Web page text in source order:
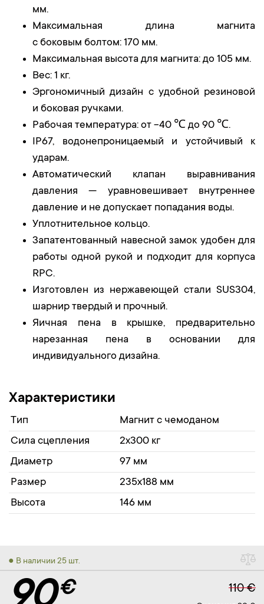
мм.
Максимальная длина магнита
с боковым болтом: 170 мм.
Максимальная высота для магнита: до 105 мм.
Вес: 1 кг.
Эргономичный дизайн с удобной резиновой
и боковая ручками.
Рабочая температура: от -40 ℃ до 90 ℃.
IP67, водонепроницаемый и устойчивый к
ударам.
Автоматический клапан выравнивания
давления — уравновешивает внутреннее
давление и не допускает попадания воды.
Уплотнительное кольцо.
Запатентованный навесной замок удобен для
работы одной рукой и подходит для корпуса
RPC.
Изготовлен из нержавеющей стали SUS304,
шарнир твердый и прочный.
Яичная пена в крышке, предварительно
нарезанная пена в основании для
индивидуального дизайна.
Характеристики
Тип
Магнит c чемоданом
Сила сцепления
2x300 кг
Диаметр
97 мм
Размер
235x188 мм
Высота
146 мм
● В наличии 25 шт.
€ 110 €